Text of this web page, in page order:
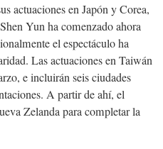
actuaciones en Japón y Corea,
Yun ha comenzado ahora
el espectáculo ha
Las actuaciones en Taiwán
e incluirán seis ciudades
A partir de ahí, el
Zelanda para completar la